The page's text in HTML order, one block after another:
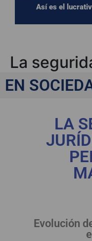
Así es el
La
las
EN
LA
Evolución